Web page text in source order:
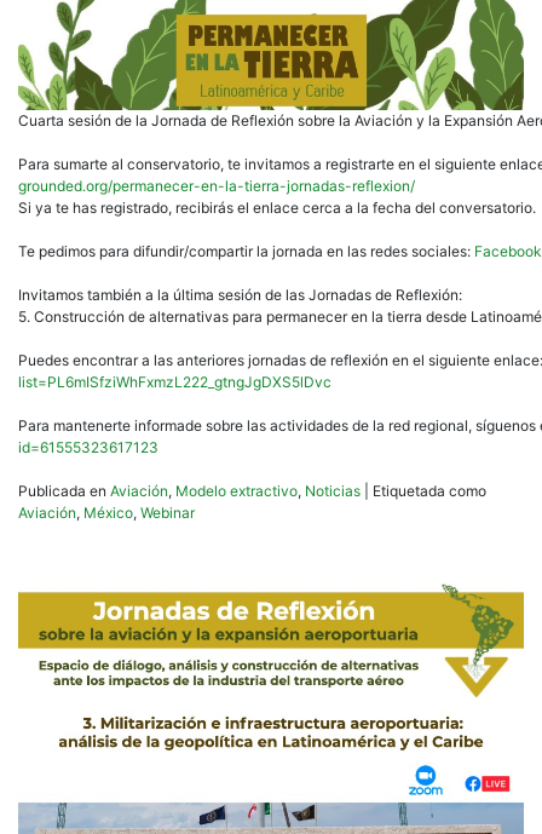
Cuarta sesión de la Jornada de Reflexión sobre la Aviación y la Expansión
Para sumarte al conservatorio, te invitamos a registrarte en el siguiente
grounded.org/permanecer-en-la-tierra-jornadas-reflexion/
Si ya te has registrado, recibirás el enlace cerca a la fecha del conversatorio.
Te pedimos para difundir/compartir la jornada en las redes sociales: Facebook
Invitamos también a la última sesión de las Jornadas de Reflexión:
5. Construcción de alternativas para permanecer en la tierra desde
Puedes encontrar a las anteriores jornadas de reflexión en el siguiente
list=PL6mISfziWhFxmzL222_gtngJgDXS5lDvc
Para mantenerte informade sobre las actividades de la red regional,
id=61555323617123
Publicada en Aviación, Modelo extractivo, Noticias
Etiquetada como
Aviación, México, Webinar